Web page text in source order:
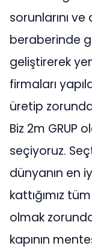
sorunlarını
beraberinde
geliştirerek
firmaları
üretip
Biz 2m GRUP
seçiyoruz.
dünyanın en
kattığımız
olmak
kapının